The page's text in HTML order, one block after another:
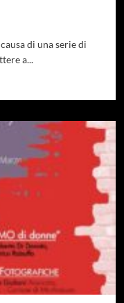
di una serie di
a...